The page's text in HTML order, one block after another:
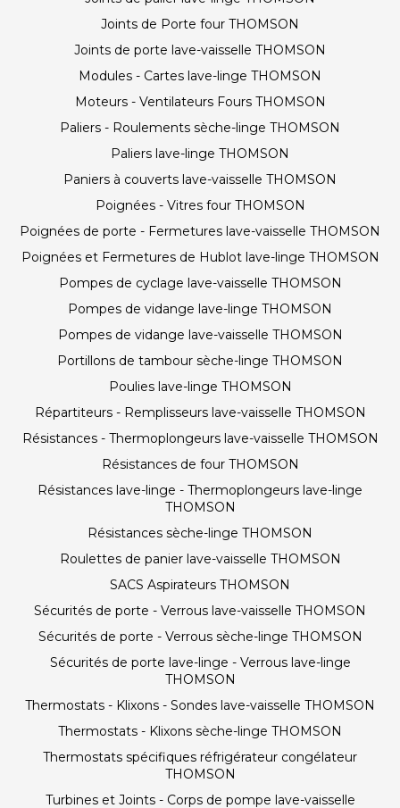
Joints de Porte four THOMSON
Joints de porte lave-vaisselle THOMSON
Modules - Cartes lave-linge THOMSON
Moteurs - Ventilateurs Fours THOMSON
Paliers - Roulements sèche-linge THOMSON
Paliers lave-linge THOMSON
Paniers à couverts lave-vaisselle THOMSON
Poignées - Vitres four THOMSON
Poignées de porte - Fermetures lave-vaisselle THOMSON
Poignées et Fermetures de Hublot lave-linge THOMSON
Pompes de cyclage lave-vaisselle THOMSON
Pompes de vidange lave-linge THOMSON
Pompes de vidange lave-vaisselle THOMSON
Portillons de tambour sèche-linge THOMSON
Poulies lave-linge THOMSON
Répartiteurs - Remplisseurs lave-vaisselle THOMSON
Résistances - Thermoplongeurs lave-vaisselle THOMSON
Résistances de four THOMSON
Résistances lave-linge - Thermoplongeurs lave-linge
THOMSON
Résistances sèche-linge THOMSON
Roulettes de panier lave-vaisselle THOMSON
SACS Aspirateurs THOMSON
Sécurités de porte - Verrous lave-vaisselle THOMSON
Sécurités de porte - Verrous sèche-linge THOMSON
Sécurités de porte lave-linge - Verrous lave-linge
THOMSON
Thermostats - Klixons - Sondes lave-vaisselle THOMSON
Thermostats - Klixons sèche-linge THOMSON
Thermostats spécifiques réfrigérateur congélateur
THOMSON
Turbines et Joints - Corps de pompe lave-vaisselle